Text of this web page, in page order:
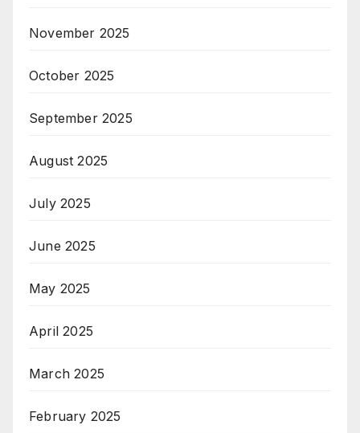
November 2025
October 2025
September 2025
August 2025
July 2025
June 2025
May 2025
April 2025
March 2025
February 2025